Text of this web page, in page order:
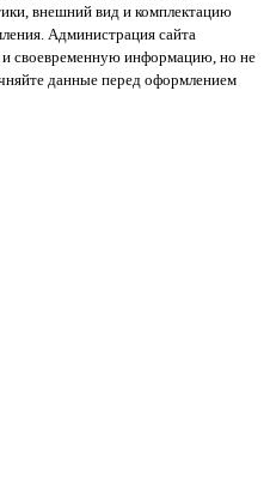
внешний вид и комплектацию
Администрация сайта
и своевременную информацию, но не
данные перед оформлением